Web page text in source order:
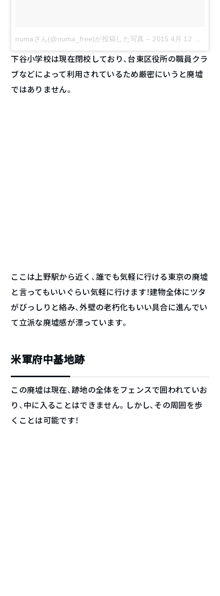
numaさん(@numa_free)が投稿した写真 – 2015 4月 12 1:19午前 PDT
下谷小学校は現在閉校しており、台東区役所の職員クラ
ブなどによって利用されているため厳密にいうと廃墟
ではありません。
ここは上野駅から近く、誰でも気軽に行ける東京の廃墟
と言ってもいいぐらい気軽に行けます！建物全体にツタ
がびっしりと絡み、外壁の老朽化もいい具合に進んでい
て立派な廃墟感が漂っています。
米軍府中基地跡
この廃墟は現在、跡地の全体をフェンスで囲われていお
り、中に入ることはできません。しかし、その周囲を歩
くことは可能です！